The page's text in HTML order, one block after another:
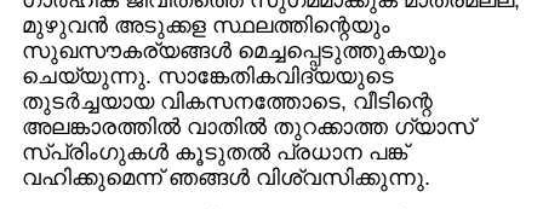
മുഴുവൻ അടുക്കള സ്ഥലത്തിന്റെയും
സുഖസൗകര്യങ്ങൾ മെച്ചപ്പെടുത്തുകയും
ചെയ്യുന്നു. സാങ്കേതികവിദ്യയുടെ
തുടർച്ചയായ വികസനത്തോടെ, വീടിന്റെ
അലങ്കാരത്തിൽ വാതിൽ തുറക്കാത്ത ഗ്യാസ്
സ്പ്രിംഗുകൾ കൂടുതൽ പ്രധാന പങ്ക്
വഹിക്കുമെന്ന് ഞങ്ങൾ വിശ്വസിക്കുന്നു.